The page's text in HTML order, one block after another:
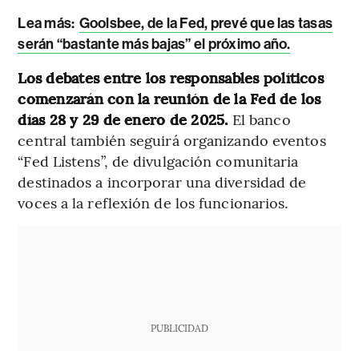
Lea más: Goolsbee, de la Fed, prevé que las tasas
serán “bastante más bajas” el próximo año.
Los debates entre los responsables políticos
comenzarán con la reunión de la Fed de los
días 28 y 29 de enero de 2025. El banco
central también seguirá organizando eventos
“Fed Listens”, de divulgación comunitaria
destinados a incorporar una diversidad de
voces a la reflexión de los funcionarios.
PUBLICIDAD